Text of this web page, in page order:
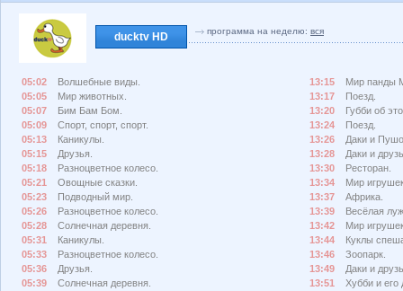
ducktv HD программа на неделю: вся
05:02
Волшебные виды.
05:05
Мир животных.
05:07
Бим Бам Бом.
05:09
Спорт, спорт, спорт.
05:13
Каникулы.
05:15
Друзья.
05:18
Разноцветное колесо.
05:21
Овощные сказки.
05:23
Подводный мир.
05:26
Разноцветное колесо.
05:28
Солнечная деревня.
05:31
Каникулы.
05:33
Разноцветное колесо.
05:36
Друзья.
05:39
Солнечная деревня.
13:15
Мир панды
13:17
Поезд.
13:20
Губби об
13:24
Поезд.
13:26
Даки и
13:28
Даки и
13:30
Ресторан.
13:34
Мир
13:37
Африка.
13:39
Весёлая
13:42
Мир
13:44
Куклы
13:46
Зоопарк.
13:49
Даки и
13:51
Хубби и его